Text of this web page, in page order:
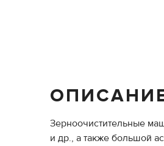
Зерноочистительные
и др., а также большой